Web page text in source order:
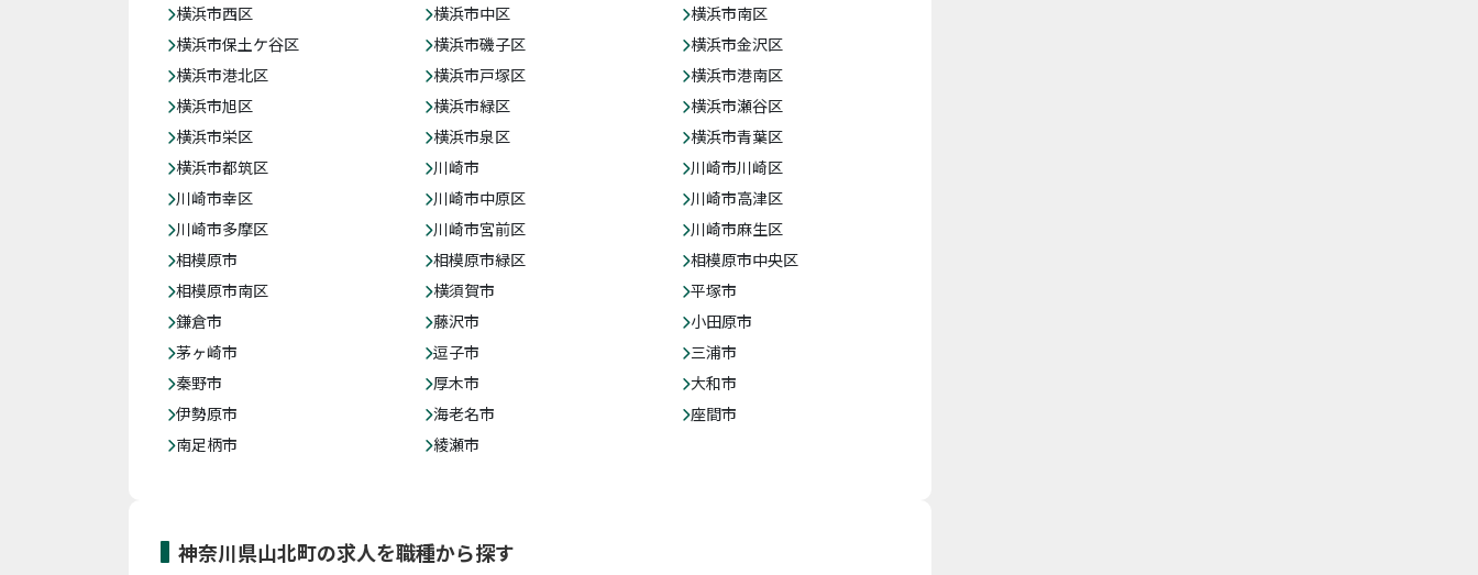
横浜市西区
横浜市中区
横浜市南区
横浜市保土ケ谷区
横浜市磯子区
横浜市金沢区
横浜市港北区
横浜市戸塚区
横浜市港南区
横浜市旭区
横浜市緑区
横浜市瀬谷区
横浜市栄区
横浜市泉区
横浜市青葉区
横浜市都筑区
川崎市
川崎市川崎区
川崎市幸区
川崎市中原区
川崎市高津区
川崎市多摩区
川崎市宮前区
川崎市麻生区
相模原市
相模原市緑区
相模原市中央区
相模原市南区
横須賀市
平塚市
鎌倉市
藤沢市
小田原市
茅ヶ崎市
逗子市
三浦市
秦野市
厚木市
大和市
伊勢原市
海老名市
座間市
南足柄市
綾瀬市
神奈川県山北町の求人を職種から探す